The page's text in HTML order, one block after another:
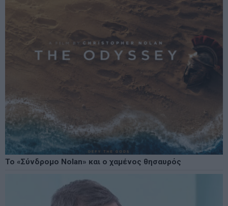
Το «Σύνδρομο Nolan» και ο χαμένος θησαυρός